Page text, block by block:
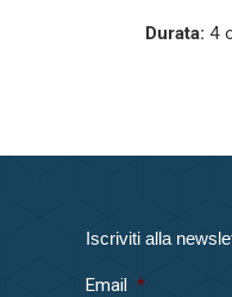
Durata: 4
Iscriviti alla
Email *